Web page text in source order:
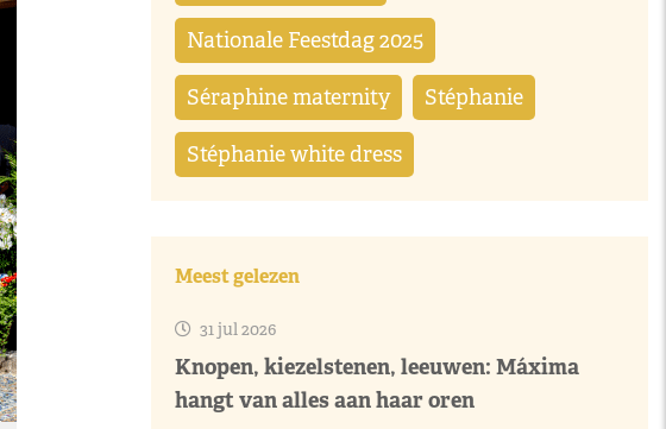
Nationale Feestdag 2025
Séraphine maternity Stéphanie
Stéphanie white dress
Meest gelezen
31 jul 2026
Knopen, kiezelstenen, leeuwen: Máxima
hangt van alles aan haar oren